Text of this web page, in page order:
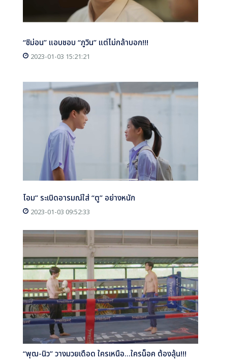
“ชิม่อน” แอบชอบ “ภูวิน” แต่ไม่กล้าบอก!!!
2023-01-03 15:21:21
โอม” ระเบิดอารมณ์ใส่ “ตู” อย่างหนัก
2023-01-03 09:52:33
“พุฒ-นิว” วางมวยเดือด ใครเหนือ...ใครน็อค ต้องลุ้น!!!